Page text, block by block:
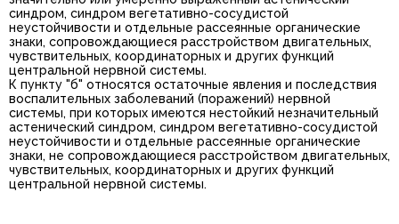
синдром, синдром вегетативно-сосудистой
неустойчивости и отдельные рассеянные органические
знаки, сопровождающиеся расстройством двигательных,
чувствительных, координаторных и других функций
центральной нервной системы.
К пункту "б" относятся остаточные явления и последствия
воспалительных заболеваний (поражений) нервной
системы, при которых имеются нестойкий незначительный
астенический синдром, синдром вегетативно-сосудистой
неустойчивости и отдельные рассеянные органические
знаки, не сопровождающиеся расстройством двигательных,
чувствительных, координаторных и других функций
центральной нервной системы.